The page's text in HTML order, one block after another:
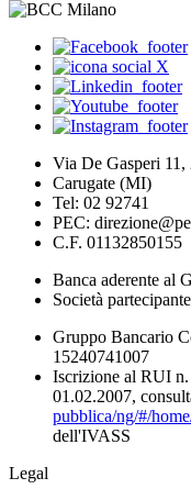
Via De Gasperi 11,
Carugate (MI)
Tel: 02 92741
PEC:
C.F. 01132850155
Banca aderente al
Società
Gruppo Bancario
15240741007
Iscrizione al RUI
01.02.2007,
pubblica/ng/#/
dell'IVASS
Legal